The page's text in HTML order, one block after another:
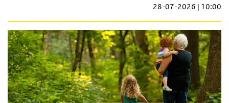
28-07-2026 | 10:00